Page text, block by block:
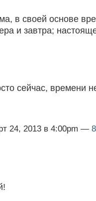
в своей основе
и завтра;
сейчас, времени
24, 2013 в 4:00pm —